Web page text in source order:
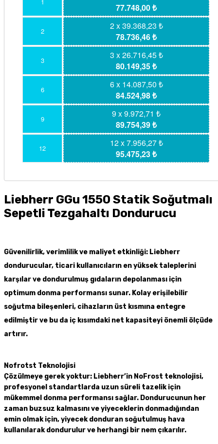
77.748,00 ₺
2
2 x 39.368,23 ₺
78.736,46 ₺
3
3 x 26.716,45 ₺
80.149,35 ₺
6
6 x 14.087,50 ₺
84.524,98 ₺
9
9 x 9.972,71 ₺
89.754,39 ₺
12
12 x 7.956,27 ₺
95.475,23 ₺
Liebherr GGu 1550 Statik Soğutmalı
Sepetli Tezgahaltı Dondurucu
Güvenilirlik, verimlilik ve maliyet etkinliği: Liebherr
dondurucular, ticari kullanıcıların en yüksek taleplerini
karşılar ve dondurulmuş gıdaların depolanması için
optimum donma performansı sunar. Kolay erişilebilir
soğutma bileşenleri, cihazların üst kısmına entegre
edilmiştir ve bu da iç kısımdaki net kapasiteyi önemli ölçüde
artırır.
Nofrotst Teknolojisi
Çözülmeye gerek yoktur: Liebherr’in NoFrost teknolojisi,
profesyonel standartlarda uzun süreli tazelik için
mükemmel donma performansı sağlar. Dondurucunun her
zaman buzsuz kalmasını ve yiyeceklerin donmadığından
emin olmak için, yiyecek donduran soğutulmuş hava
kullanılarak dondurulur ve herhangi bir nem çıkarılır.